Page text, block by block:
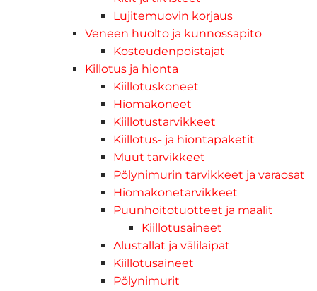
Lujitemuovin korjaus
Veneen huolto ja kunnossapito
Kosteudenpoistajat
Killotus ja hionta
Kiillotuskoneet
Hiomakoneet
Kiillotustarvikkeet
Kiillotus- ja hiontapaketit
Muut tarvikkeet
Pölynimurin tarvikkeet ja varaosat
Hiomakonetarvikkeet
Puunhoitotuotteet ja maalit
Kiillotusaineet
Alustallat ja välilaipat
Kiillotusaineet
Pölynimurit